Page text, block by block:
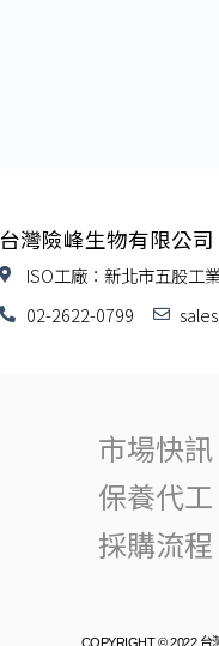
台灣險峰生物有限公司
ISO工廠：新北市五股工
02-2622-0799
市場快訊
保養代工
採購流程
COPYRIGHT © 2022 台